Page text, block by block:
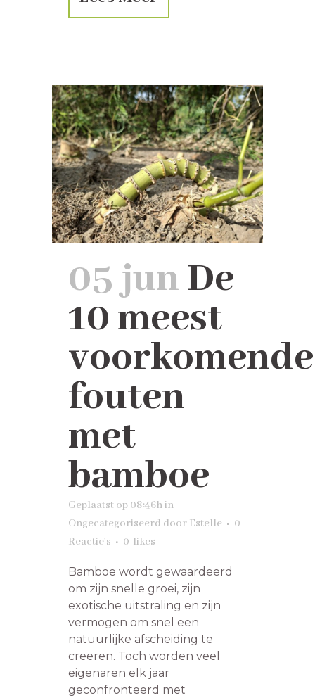
05 junDe
10 meest
voorkomende
fouten
met
bamboe
Geplaatst op 08:46hin
Ongecategoriseerd door Estelle
0
Reactie's
0 likes
Bamboe wordt gewaardeerd
om zijn snelle groei, zijn
exotische uitstraling en zijn
vermogen om snel een
natuurlijke afscheiding te
creëren. Toch worden veel
eigenaren elk jaar
geconfronteerd met